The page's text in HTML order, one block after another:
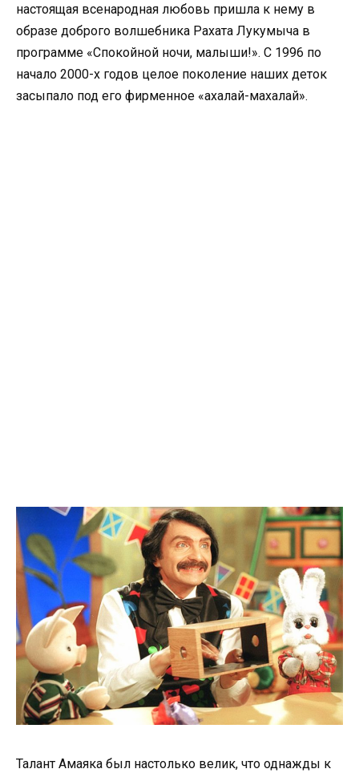
настоящая всенародная любовь пришла к нему в
образе доброго волшебника Рахата Лукумыча в
программе «Спокойной ночи, малыши!». С 1996 по
начало 2000-х годов целое поколение наших деток
засыпало под его фирменное «ахалай-махалай».
Талант Амаяка был настолько велик, что однажды к